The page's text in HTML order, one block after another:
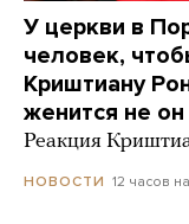
У церкви в
человек,
Криштиану
женится не он
Реакция
НОВОСТИ 12 часов